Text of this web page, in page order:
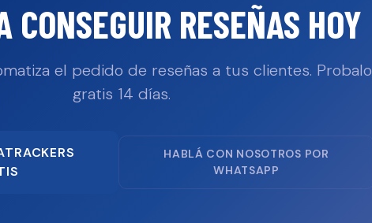
CONSEGUIR RESEÑAS HOY
el pedido de reseñas a tus clientes. Probalo
gratis 14 días.
HABLÁ CON NOSOTROS POR
WHATSAPP